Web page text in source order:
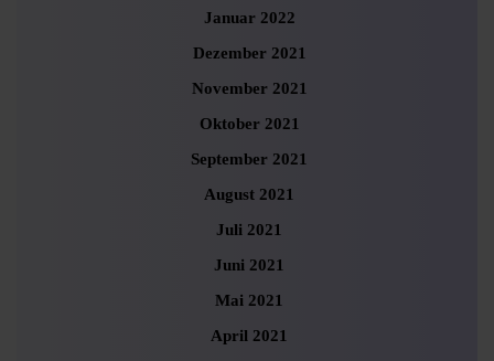
Januar 2022
Dezember 2021
November 2021
Oktober 2021
September 2021
August 2021
Juli 2021
Juni 2021
Mai 2021
April 2021